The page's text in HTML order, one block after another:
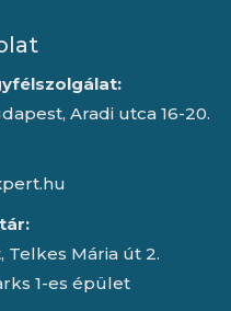
Aradi utca 16-20.
Telkes Mária út 2.
1-es épület